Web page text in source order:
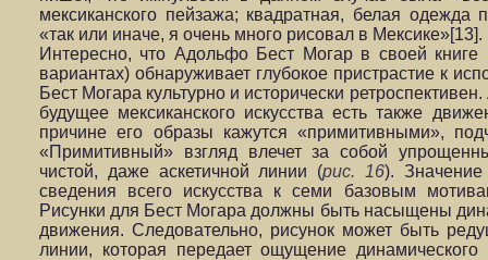
мексиканского пейзажа; квадратная, белая одежда
«так или иначе, я очень много рисовал в Мексике»[13].
Интересно, что Адольфо Бест Могар в своей книге
вариантах) обнаруживает глубокое пристрастие к
Бест Могара культурно и исторически
будущее мексиканского искусства есть также
причине его образы кажутся «примитивными»,
«Примитивный» взгляд влечет за собой
чистой, даже аскетичной линии (рис. 16). Значение
сведения всего искусства к семи базовым
Рисунки для Бест Могара должны быть насыщены
движения. Следовательно, рисунок может быть
линии, которая передает ощущение